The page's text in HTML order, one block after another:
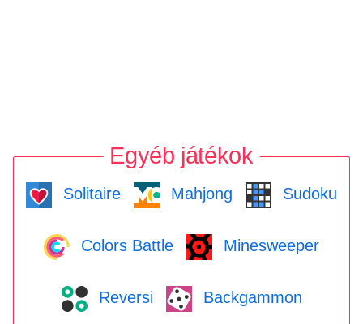
Egyéb játékok
Solitaire Mahjong Sudoku
Colors Battle Minesweeper
Reversi Backgammon